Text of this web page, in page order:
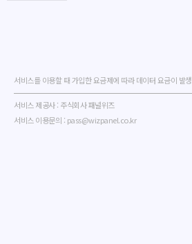
서비스를 이용할 때 가입한 요금제에 따라 데이터 요금이 발
서비스 제공사 : 주식회사 패널위즈
서비스 이용문의 : pass@wizpanel.co.kr